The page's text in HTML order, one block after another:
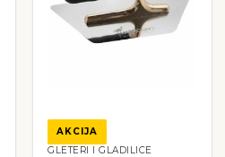
AKCIJA
GLETERI I GLADILICE